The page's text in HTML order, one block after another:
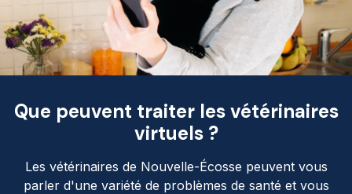
Que peuvent traiter les vétérinaires
virtuels ?
Les vétérinaires de Nouvelle-Écosse peuvent vous
parler d'une variété de problèmes de santé et vous